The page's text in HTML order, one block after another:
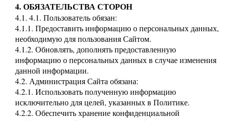
4. ОБЯЗАТЕЛЬСТВА СТОРОН
4.1. 4.1. Пользователь обязан:
4.1.1. Предоставить информацию о персональных данных,
необходимую для пользования Сайтом.
4.1.2. Обновлять, дополнять предоставленную
информацию о персональных данных в случае изменения
данной информации.
4.2. Администрация Сайта обязана:
4.2.1. Использовать полученную информацию
исключительно для целей, указанных в Политике.
4.2.2. Обеспечить хранение конфиденциальной